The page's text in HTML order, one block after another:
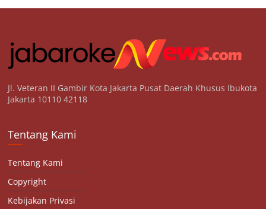
Jl. Veteran II Gambir Kota Jakarta Pusat Daerah Khusus Ibukota
Jakarta 10110 42118
Tentang Kami
Tentang Kami
Copyright
Kebijakan Privasi